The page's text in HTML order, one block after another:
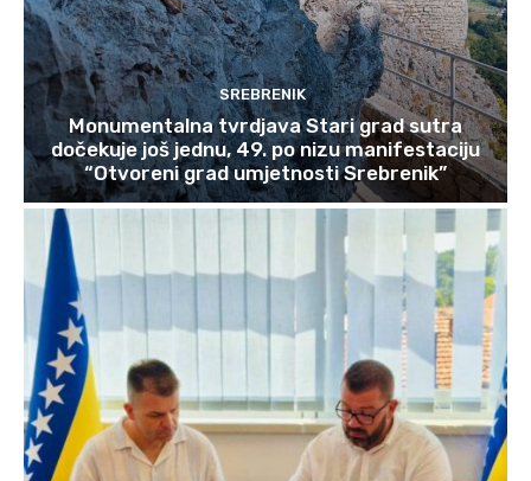
SREBRENIK
Monumentalna tvrdjava Stari grad sutra
dočekuje još jednu, 49. po nizu manifestaciju
“Otvoreni grad umjetnosti Srebrenik”